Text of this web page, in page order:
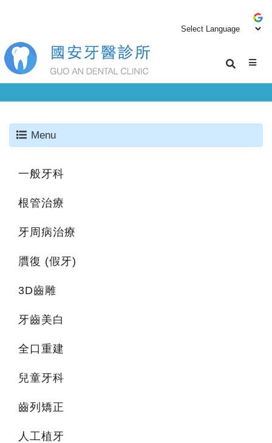
Menu
一般牙科
根管治療
牙周病治療
贋復 (假牙)
3D齒雕
牙齒美白
全口重建
兒童牙科
齒列矯正
人工植牙